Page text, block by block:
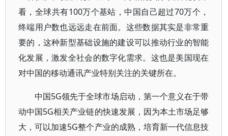
看，全球共有100万个基站，中国自己超过70万个，
终端用户数也远远走在前面。这些数据其实是非常重
要的，这种新型基础设施的建设可以推动行业的智能
化发展，激发全社会的数字化需求。这也是美国现在
对中国的移动通讯产业特别关注的关键所在。
中国5G领先于全球市场启动，第一个意义在于带
动中国5G相关产业链的快速发展，因为本土市场足够
大，可以加速5G整个产业的成熟，培育新一代信息技